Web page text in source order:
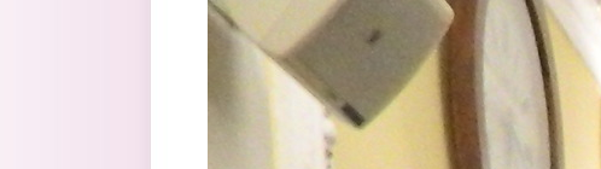
Перейти к основному содержанию